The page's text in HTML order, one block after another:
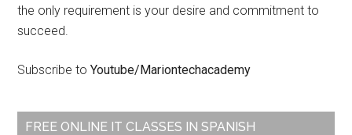
the only requirement is your desire and commitment to
succeed.
Subscribe toYoutube/Mariontechacademy
FREE ONLINE IT CLASSES IN SPANISH